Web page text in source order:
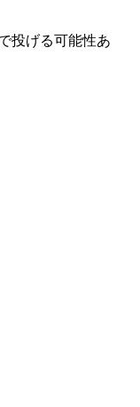
投げる可能性あ